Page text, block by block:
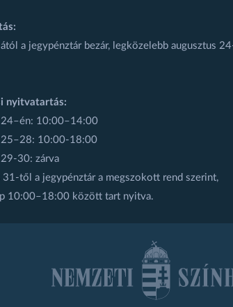
a jegypénztár bezár, legközelebb augusztus
nyitvatartás:
24–én: 10:00–14:00
25–28: 10:00-18:00
30: zárva
31-től a jegypénztár a megszokott rend szerint,
10:00–18:00 között tart nyitva.